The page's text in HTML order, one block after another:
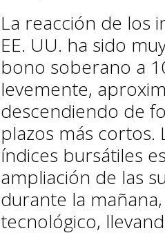
La reacción de los
EE. UU. ha sido
bono soberano a
levemente,
descendiendo de
plazos más
índices bursátiles
ampliación de las
durante la
tecnológico,